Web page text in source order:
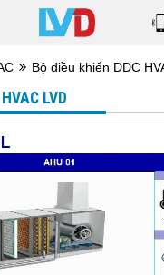
Bộ điều khiển DDC
LVD